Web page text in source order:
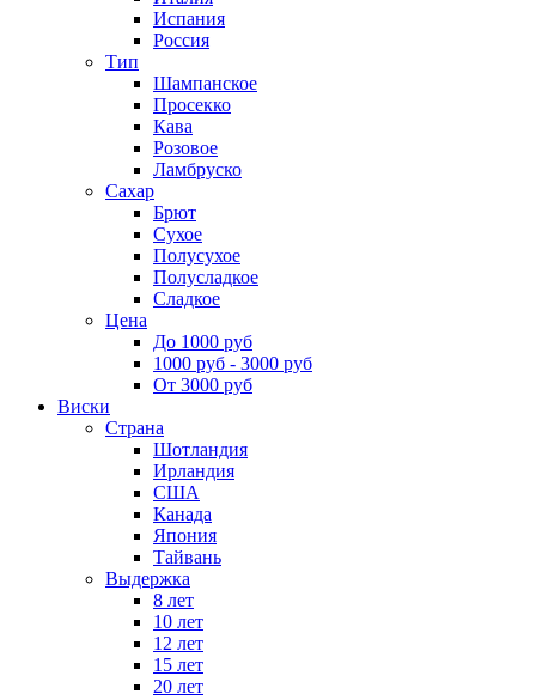
Испания
Россия
Тип
Шампанское
Просекко
Кава
Розовое
Ламбруско
Сахар
Брют
Сухое
Полусухое
Полусладкое
Сладкое
Цена
До 1000 руб
1000 руб - 3000 руб
От 3000 руб
Виски
Страна
Шотландия
Ирландия
США
Канада
Япония
Тайвань
Выдержка
8 лет
10 лет
12 лет
15 лет
20 лет